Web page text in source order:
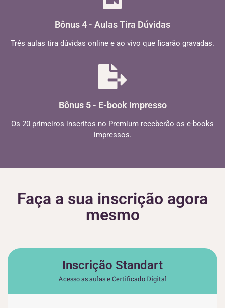
Bônus 4 - Aulas Tira Dúvidas
Três aulas tira dúvidas online e ao vivo que ficarão gravadas.
Bônus 5 - E-book Impresso
Os 20 primeiros inscritos no Premium receberão os e-books
impressos.
Faça a sua inscrição agora
mesmo
Inscrição Standart
Acesso as aulas e Certificado Digital